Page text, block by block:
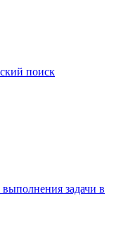
поиск
задачи в